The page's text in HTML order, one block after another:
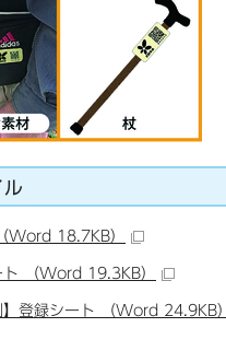
ル
Word 18.7KB）
ト （Word 19.3KB）
】登録シート （Word 24.9KB）